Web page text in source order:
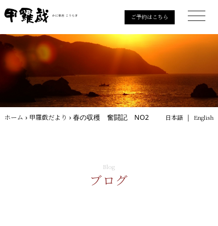
ご予約はこちら
ホーム › 甲羅戯だより ›春の収穫 奮闘記 NO2 日本語 ｜ English
Blog
ブログ